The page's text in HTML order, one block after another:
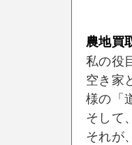
農地買
私の役
空き家
様の「
そして
それが